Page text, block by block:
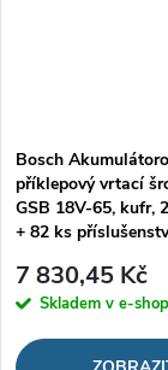
Bosch
příklepový vrtací
GSB 18V-65, kufr,
+ 82 ks
7 830,45 Kč
Skladem v e-